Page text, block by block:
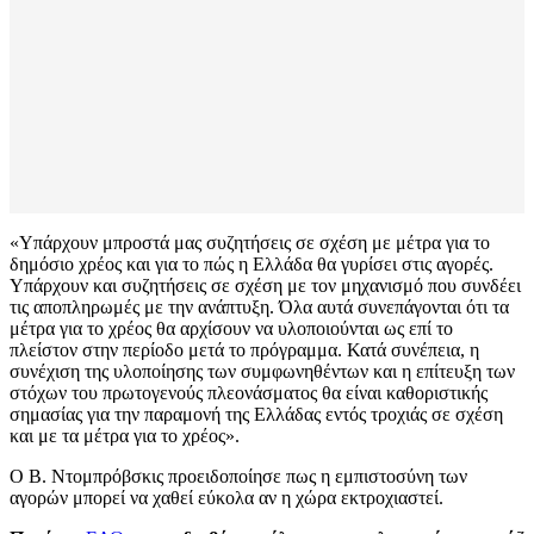
«Υπάρχουν μπροστά μας συζητήσεις σε σχέση με μέτρα για το
δημόσιο χρέος και για το πώς η Ελλάδα θα γυρίσει στις αγορές.
Υπάρχουν και συζητήσεις σε σχέση με τον μηχανισμό που συνδέει
τις αποπληρωμές με την ανάπτυξη. Όλα αυτά συνεπάγονται ότι τα
μέτρα για το χρέος θα αρχίσουν να υλοποιούνται ως επί το
πλείστον στην περίοδο μετά το πρόγραμμα. Κατά συνέπεια, η
συνέχιση της υλοποίησης των συμφωνηθέντων και η επίτευξη των
στόχων του πρωτογενούς πλεονάσματος θα είναι καθοριστικής
σημασίας για την παραμονή της Ελλάδας εντός τροχιάς σε σχέση
και με τα μέτρα για το χρέος».
Ο Β. Ντομπρόβσκις προειδοποίησε πως η εμπιστοσύνη των
αγορών μπορεί να χαθεί εύκολα αν η χώρα εκτροχιαστεί.